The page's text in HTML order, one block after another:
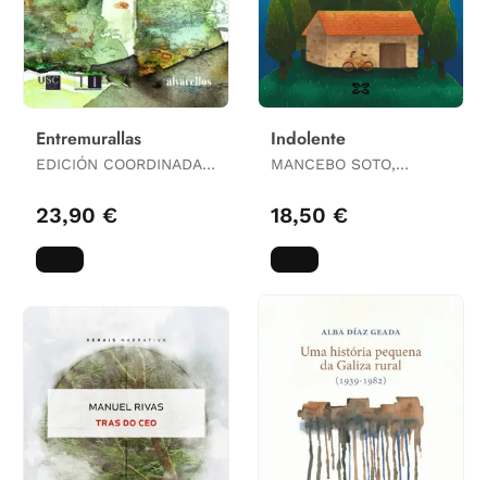
Entremurallas
EDICIÓN COORDINADA
CORTÉS LÓPEZ
23,90 €
Indolente
MANCEBO SOTO,
18,50 €